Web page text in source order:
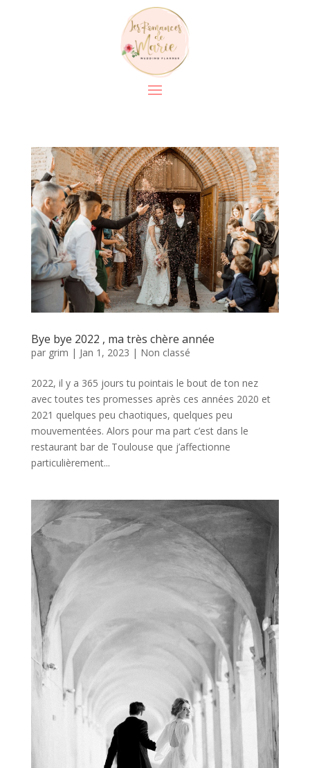
Bye bye 2022 , ma très chère année
par grim | Jan 1, 2023 | Non classé
2022, il y a 365 jours tu pointais le bout de ton nez
avec toutes tes promesses après ces années 2020 et
2021 quelques peu chaotiques, quelques peu
mouvementées. Alors pour ma part c’est dans le
restaurant bar de Toulouse que j’affectionne
particulièrement...